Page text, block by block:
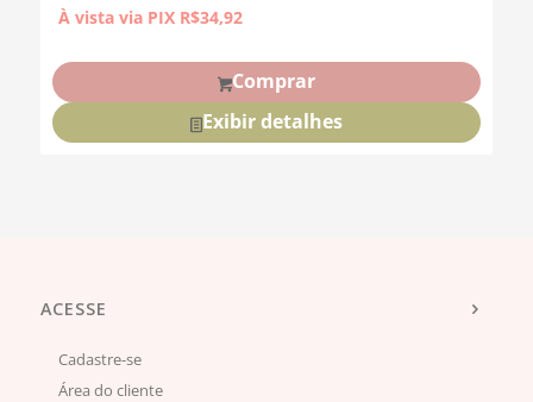
À vista via PIX R$34,92
Comprar
Exibir detalhes
ACESSE
Cadastre-se
Área do cliente